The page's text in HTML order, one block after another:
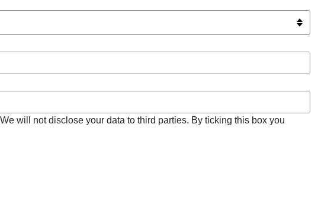
will not disclose your data to third parties. By ticking this box you